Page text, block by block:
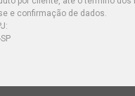
11.6 12V OM355/6LA
e confirmação de dados.